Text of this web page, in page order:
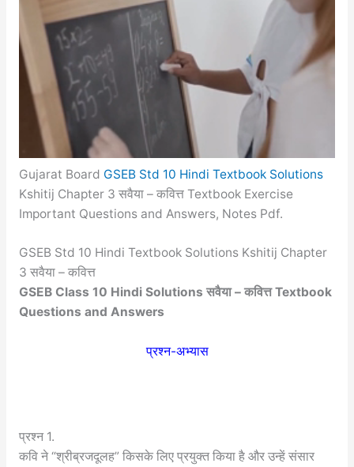
Gujarat Board GSEB Std 10 Hindi Textbook Solutions
Kshitij Chapter 3 सवैया – कवित्त Textbook Exercise
Important Questions and Answers, Notes Pdf.
GSEB Std 10 Hindi Textbook Solutions Kshitij Chapter
3 सवैया – कवित्त
GSEB Class 10 Hindi Solutions सवैया – कवित्त Textbook
Questions and Answers
प्रश्न-अभ्यास
प्रश्न 1.
कवि ने “श्रीब्रजदूलह” किसके लिए प्रयुक्त किया है और उन्हें संसार